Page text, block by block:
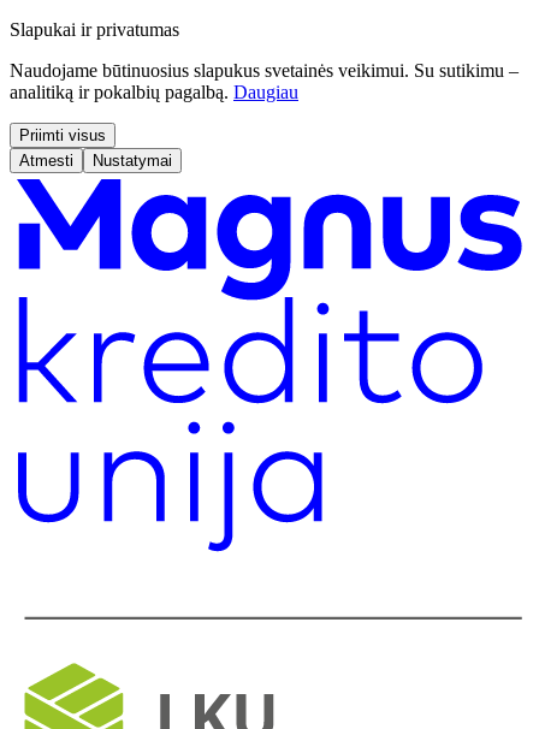
Slapukai ir privatumas
Naudojame būtinuosius slapukus svetainės veikimui. Su sutikimu –
analitiką ir pokalbių pagalbą. Daugiau
Priimti visus
Atmesti
Nustatymai